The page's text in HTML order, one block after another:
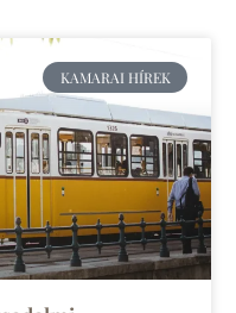
KAMARAI HÍREK